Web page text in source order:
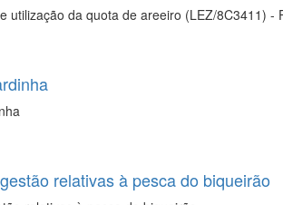
utilização da quota de areeiro (LEZ/8C3411) -
relativas à pesca do biqueirão